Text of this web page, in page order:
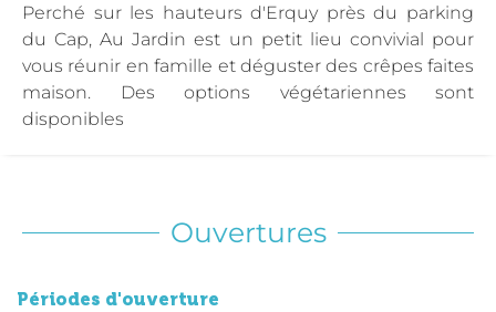
Perché sur les hauteurs d'Erquy près du parking
du Cap, Au Jardin est un petit lieu convivial pour
vous réunir en famille et déguster des crêpes faites
maison. Des options végétariennes sont
disponibles
Ouvertures
Périodes d'ouverture